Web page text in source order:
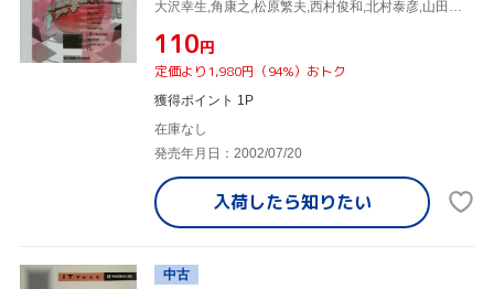
¥110円
定価より1,980円（94%）おトク
獲得ポイント 1P
在庫なし
発売年月日：2002/07/20
入荷したら知りたい
中古